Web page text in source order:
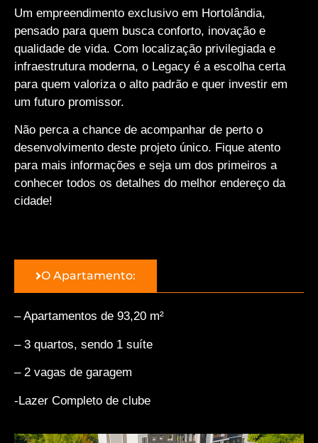
Um empreendimento exclusivo em Hortolândia,
pensado para quem busca conforto, inovação e
qualidade de vida. Com localização privilegiada e
infraestrutura moderna, o Legacy é a escolha certa
para quem valoriza o alto padrão e quer investir em
um futuro promissor.
Não perca a chance de acompanhar de perto o
desenvolvimento deste projeto único. Fique atento
para mais informações e seja um dos primeiros a
conhecer todos os detalhes do melhor endereço da
cidade!
O Apartamento:
– Apartamentos de 93,20 m²
– 3 quartos, sendo 1 suíte
– 2 vagas de garagem
-Lazer Completo de clube